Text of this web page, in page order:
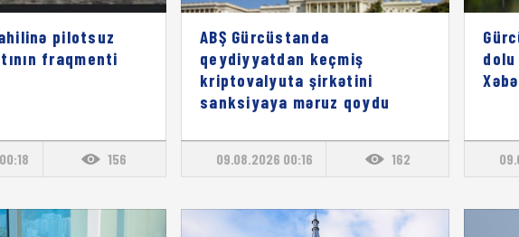
pilotsuz
fraqmenti
156
ABŞ Gürcüstanda
qeydiyyatdan keçmiş
kriptovalyuta şirkətini
sanksiyaya məruz qoydu
09.08.2026 00:16 162